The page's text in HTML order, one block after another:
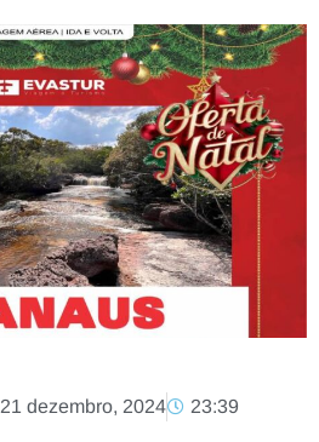
21 dezembro, 2024 23:39